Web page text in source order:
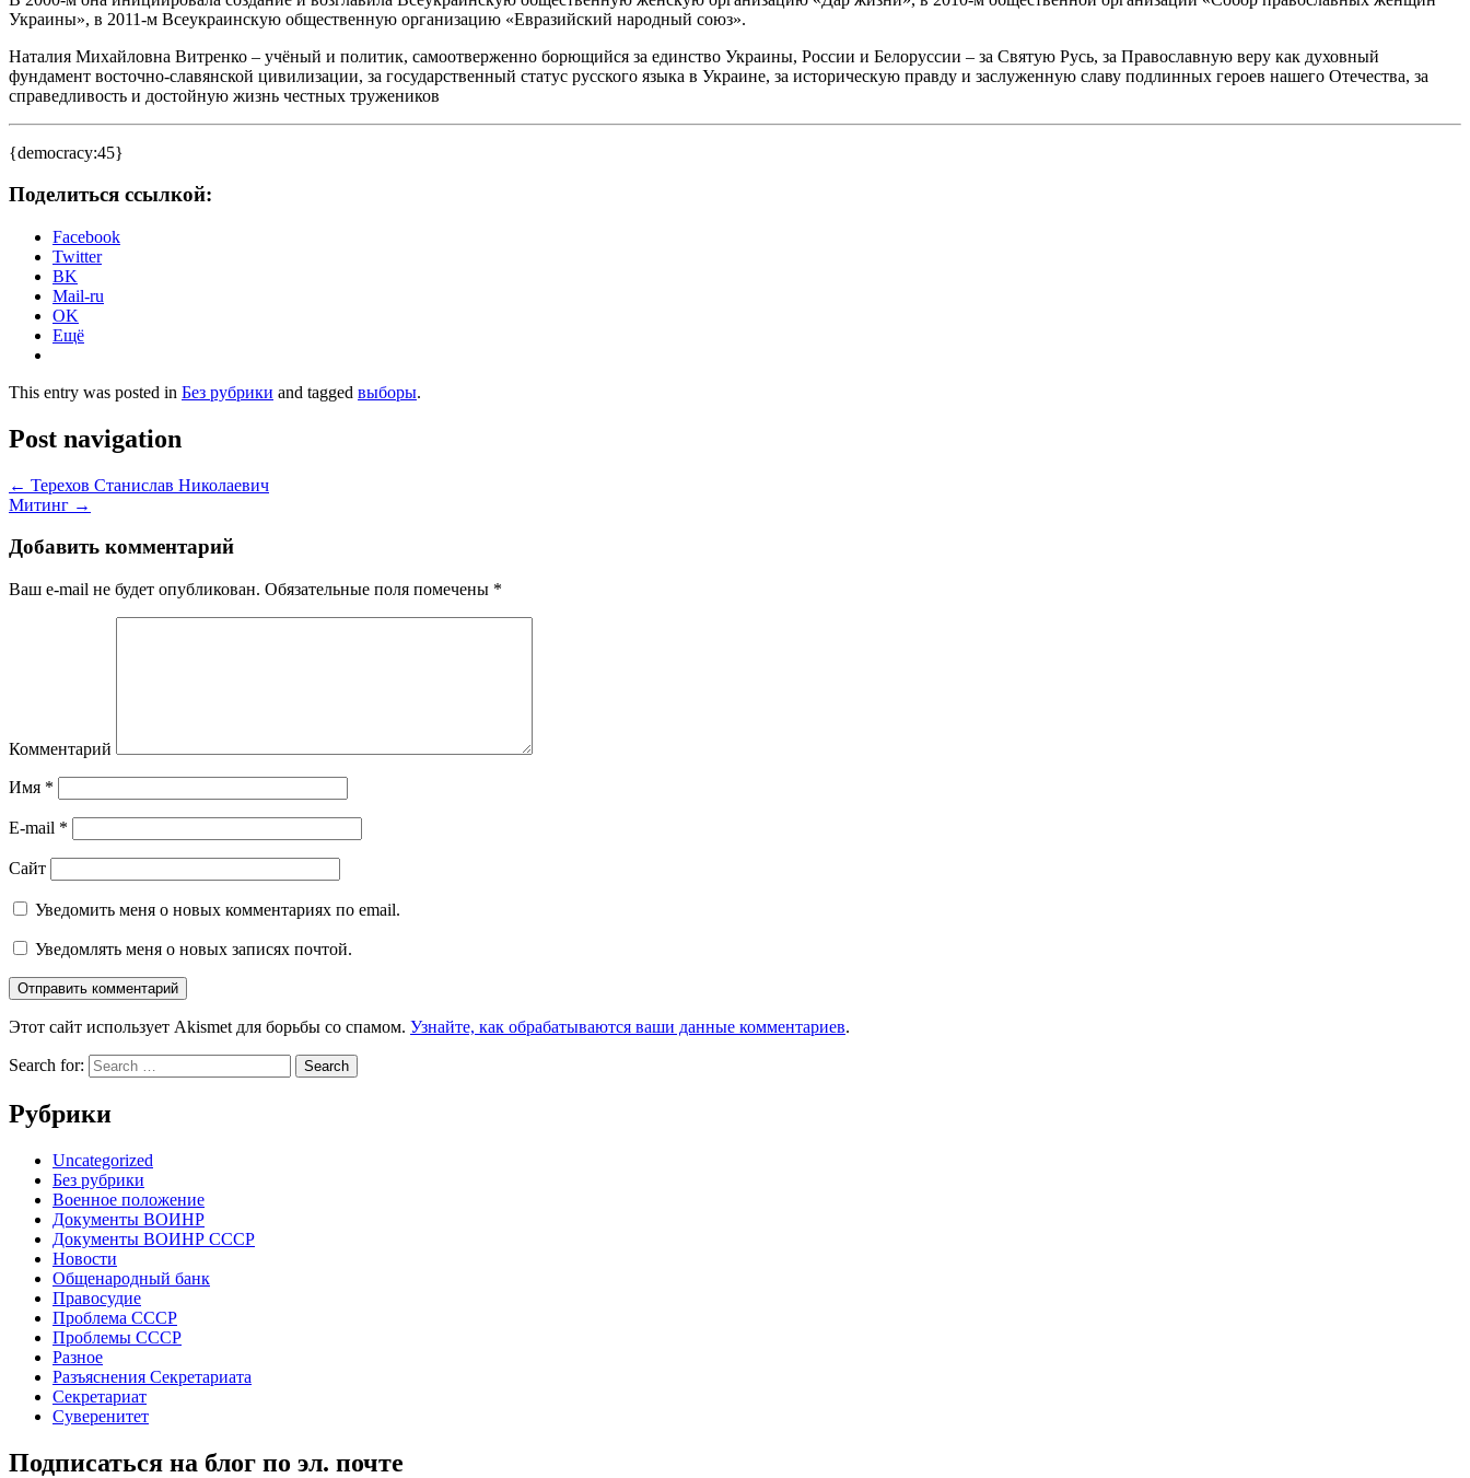
Украины», в 2011-м Всеукраинскую общественную организацию «Евразийский народный союз».
Наталия Михайловна Витренко – учёный и политик, самоотверженно борющийся за единство Украины, России и Белоруссии – за Святую Русь, за Православную веру как духовный
фундамент восточно-славянской цивилизации, за государственный статус русского языка в Украине, за историческую правду и заслуженную славу подлинных героев нашего Отечества, за
справедливость и достойную жизнь честных тружеников
{democracy:45}
Поделиться ссылкой:
Facebook
Twitter
BK
Mail-ru
OK
Ещё
This entry was posted in Без рубрики and tagged выборы.
Post navigation
← Терехов Станислав Николаевич
Митинг →
Добавить комментарий
Ваш e-mail не будет опубликован. Обязательные поля помечены *
Комментарий
Имя *
E-mail *
Сайт
Уведомить меня о новых комментариях по email.
Уведомлять меня о новых записях почтой.
Этот сайт использует Akismet для борьбы со спамом. Узнайте, как обрабатываются ваши данные комментариев.
Search for:
Рубрики
Uncategorized
Без рубрики
Военное положение
Документы ВОИНР
Документы ВОИНР СССР
Новости
Общенародный банк
Правосудие
Проблема СССР
Проблемы СССР
Разное
Разъяснения Секретариата
Секретариат
Суверенитет
Подписаться на блог по эл. почте